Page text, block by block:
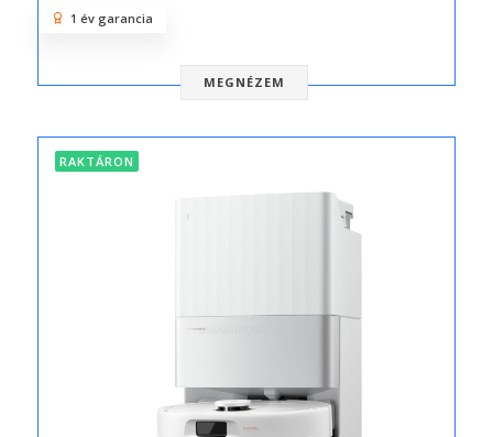
MEGNÉZEM
1 év garancia
RAKTÁRON